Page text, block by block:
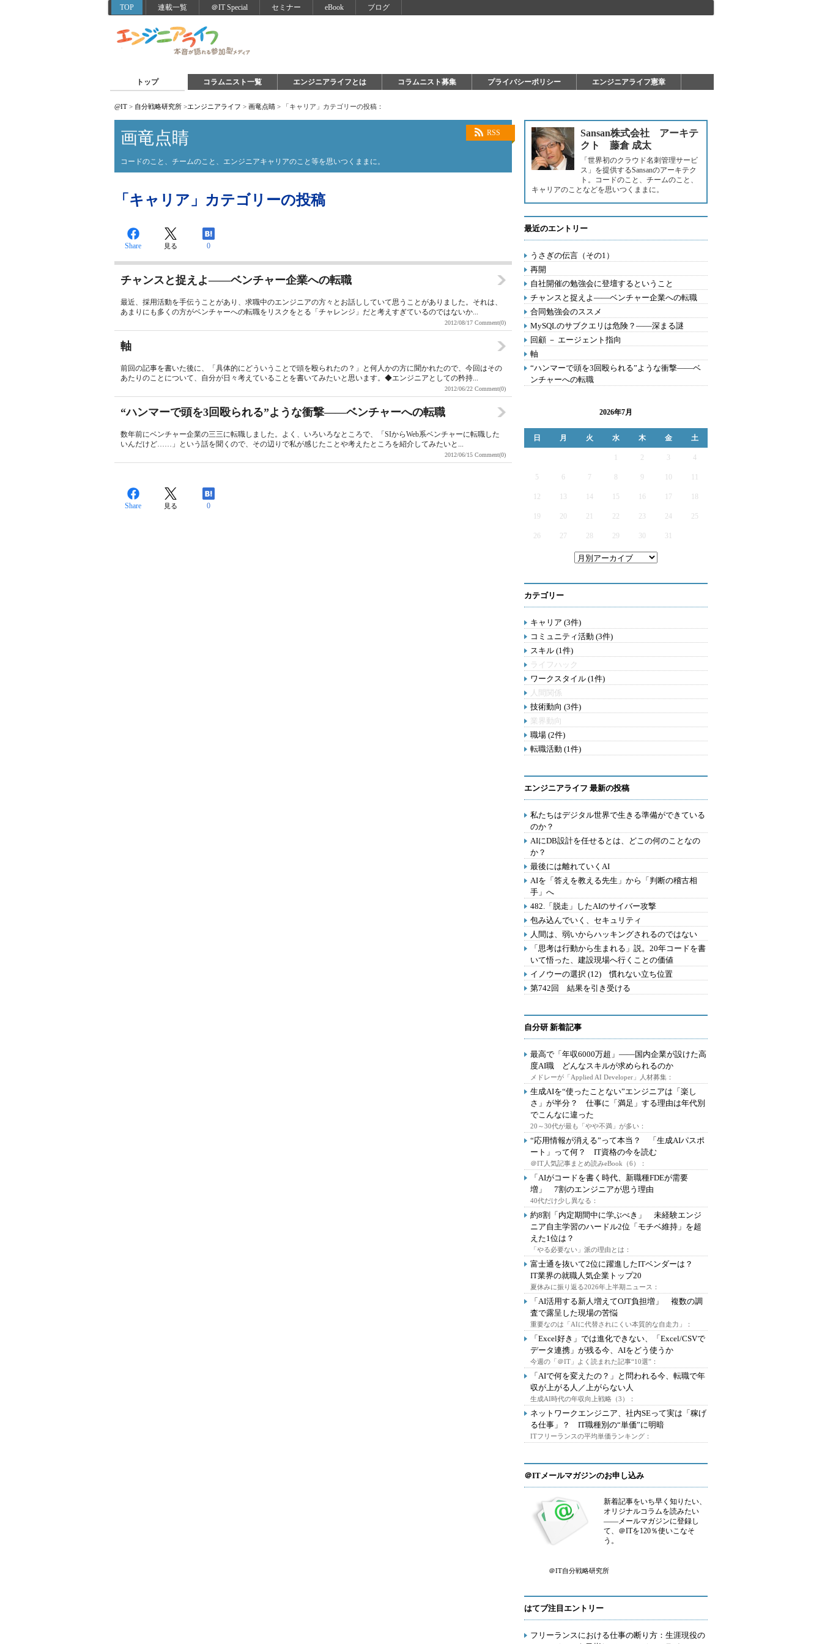
TOP 連載一覧 ＠IT Special セミナー eBook ブログ
トップ コラムニスト一覧 エンジニアライフとは コラムニスト募集 プライバシーポリシー エンジニアライフ憲章
@IT > 自分戦略研究所 >エンジニアライフ > 画竜点睛 > 「キャリア」カテゴリーの投稿：
RSS
画竜点睛
コードのこと、チームのこと、エンジニアキャリアのこと等を思いつくままに。
「キャリア」カテゴリーの投稿
Share 見る 0
チャンスと捉えよ――ベンチャー企業への転職
最近、採用活動を手伝うことがあり、求職中のエンジニアの方々とお話ししていて思うことがありました。それは、
あまりにも多くの方がベンチャーへの転職をリスクをとる「チャレンジ」だと考えすぎているのではないか...
2012/08/17 Comment(0)
軸
前回の記事を書いた後に、「具体的にどういうことで頭を殴られたの？」と何人かの方に聞かれたので、今回はその
あたりのことについて、自分が日々考えていることを書いてみたいと思います。◆エンジニアとしての矜持...
2012/06/22 Comment(0)
“ハンマーで頭を3回殴られる”ような衝撃――ベンチャーへの転職
数年前にベンチャー企業の三三に転職しました。よく、いろいろなところで、「SIからWeb系ベンチャーに転職した
いんだけど……」という話を聞くので、その辺りで私が感じたことや考えたところを紹介してみたいと...
2012/06/15 Comment(0)
Share 見る 0
Sansan株式会社 アーキテ
クト 藤倉 成太
「世界初のクラウド名刺管理サービ
ス」を提供するSansanのアーキテク
ト。コードのこと、チームのこと、
キャリアのことなどを思いつくままに。
最近のエントリー
うさぎの伝言（その1）
再開
自社開催の勉強会に登壇するということ
チャンスと捉えよ――ベンチャー企業への転職
合同勉強会のススメ
MySQLのサブクエリは危険？――深まる謎
回顧 － エージェント指向
軸
“ハンマーで頭を3回殴られる”ような衝撃――ベ
ンチャーへの転職
2026年7月
日 月 火 水 木 金 土
2 3 4
5 6 7 9
12 13 14 15 16 17
19 20 21 22 23 24 25
26 27 28 29 30 31
カテゴリー
キャリア (3件)
コミュニティ活動 (3件)
スキル (1件)
ライフハック
ワークスタイル (1件)
人間関係
技術動向 (3件)
業界動向
職場 (2件)
転職活動 (1件)
エンジニアライフ 最新の投稿
私たちはデジタル世界で生きる準備ができている
のか？
AIにDB設計を任せるとは、どこの何のことなの
か？
最後には離れていくAI
AIを「答えを教える先生」から「判断の稽古相
手」へ
482.「脱走」したAIのサイバー攻撃
包み込んでいく、セキュリティ
人間は、弱いからハッキングされるのではない
「思考は行動から生まれる」説。20年コードを書
いて悟った、建設現場へ行くことの価値
イノウーの選択 (12) 慣れない立ち位置
第742回 結果を引き受ける
自分研 新着記事
最高で「年収6000万超」――国内企業が設けた高
度AI職 どんなスキルが求められるのか
メドレーが「Applied AI Developer」人材募集：
生成AIを“使ったことない”エンジニアは「楽し
さ」が半分？ 仕事に「満足」する理由は年代別
でこんなに違った
20～30代が最も「やや不満」が多い：
“応用情報が消える”って本当？ 「生成AIパスポ
ート」って何？ IT資格の今を読む
＠IT人気記事まとめ読みeBook（6）：
「AIがコードを書く時代、新職種FDEが需要
増」 7割のエンジニアが思う理由
40代だけ少し異なる：
約8割「内定期間中に学ぶべき」 未経験エンジ
ニア自主学習のハードル2位「モチベ維持」を超
えた1位は？
「やる必要ない」派の理由とは：
富士通を抜いて2位に躍進したITベンダーは？
IT業界の就職人気企業トップ20
夏休みに振り返る2026年上半期ニュース：
「AI活用する新人増えてOJT負担増」 複数の調
査で露呈した現場の苦悩
重要なのは「AIに代替されにくい本質的な自走力」：
「Excel好き」では進化できない、「Excel/CSVで
データ連携」が残る今、AIをどう使うか
今週の「＠IT」よく読まれた記事“10選”：
「AIで何を変えたの？」と問われる今、転職で年
収が上がる人／上がらない人
生成AI時代の年収向上戦略（3）：
ネットワークエンジニア、社内SEって実は「稼げ
る仕事」？ IT職種別の“単価”に明暗
ITフリーランスの平均単価ランキング：
＠ITメールマガジンのお申し込み
新着記事をいち早く知りたい、
オリジナルコラムを読みたい
――メールマガジンに登録し
て、＠ITを120％使いこなそ
う。
＠IT自分戦略研究所
はてブ注目エントリー
フリーランスにおける仕事の断り方：生涯現役の